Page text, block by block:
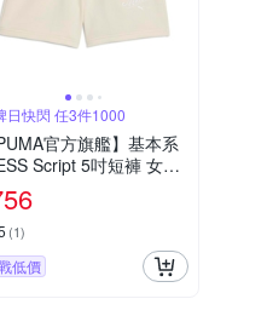
日快閃 任3件1000
官方旗艦】基本系
Script 5吋短褲 女性
(1)
低價